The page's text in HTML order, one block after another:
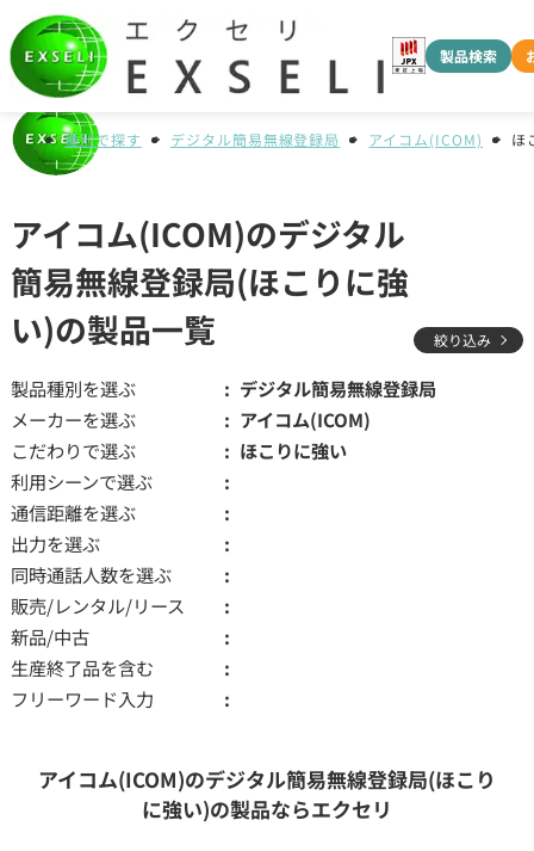
製品検索
種別で探す デジタル簡易無線登録局 アイコム(ICOM) ほ
アイコム(ICOM)のデジタル
簡易無線登録局(ほこりに強
い)の製品一覧
絞り込み
製品種別を選ぶ
デジタル簡易無線登録局
メーカーを選ぶ
アイコム(ICOM)
こだわりで選ぶ
ほこりに強い
利用シーンで選ぶ
通信距離を選ぶ
出力を選ぶ
同時通話人数を選ぶ
販売/レンタル/リース
新品/中古
生産終了品を含む
フリーワード入力
アイコム(ICOM)のデジタル簡易無線登録局(ほこり
に強い)の製品ならエクセリ